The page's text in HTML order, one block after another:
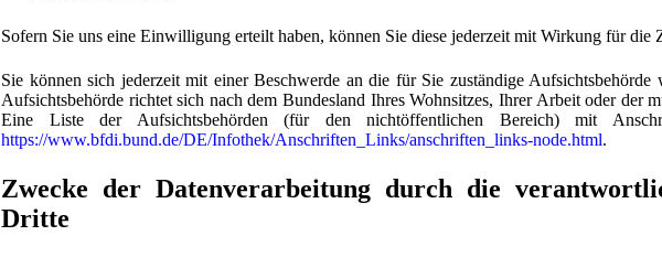
Sofern Sie uns eine Einwilligung erteilt haben, können Sie diese jederzeit mit Wirkung für die
Sie können sich jederzeit mit einer Beschwerde an die für Sie zuständige Aufsichtsbehörde
Aufsichtsbehörde richtet sich nach dem Bundesland Ihres Wohnsitzes, Ihrer Arbeit oder der
Eine Liste der Aufsichtsbehörden (für den nichtöffentlichen Bereich) mit
https://www.bfdi.bund.de/DE/Infothek/Anschriften_Links/anschriften_links-node.html.
Zwecke der Datenverarbeitung durch die
Dritte